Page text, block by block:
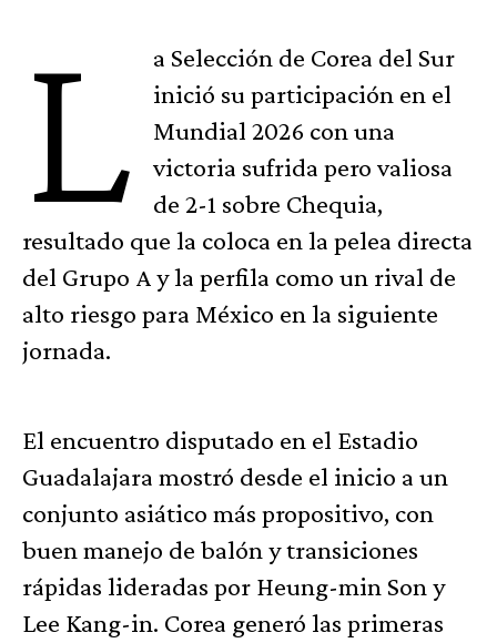
L
a Selección de Corea del Sur
inició su participación en el
Mundial 2026 con una
victoria sufrida pero valiosa
de 2-1 sobre Chequia,
resultado que la coloca en la pelea directa
del Grupo A y la perfila como un rival de
alto riesgo para México en la siguiente
jornada.
El encuentro disputado en el Estadio
Guadalajara mostró desde el inicio a un
conjunto asiático más propositivo, con
buen manejo de balón y transiciones
rápidas lideradas por Heung-min Son y
Lee Kang-in. Corea generó las primeras